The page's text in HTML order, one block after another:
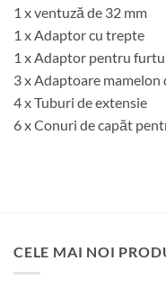
1 x ventuză de 32 mm
1 x Adaptor cu trepte
1 x Adaptor pentru
3 x Adaptoare mamelon
4 x Tuburi de extensie
6 x Conuri de capăt
CELE MAI NOI